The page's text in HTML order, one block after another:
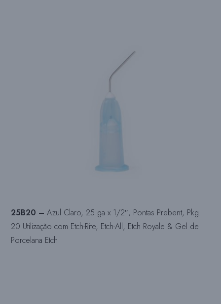
25B20 – Azul Claro, 25 ga x 1/2″, Pontas Prebent, Pkg.
20 Utilização com Etch-Rite, Etch-All, Etch Royale & Gel de
Porcelana Etch